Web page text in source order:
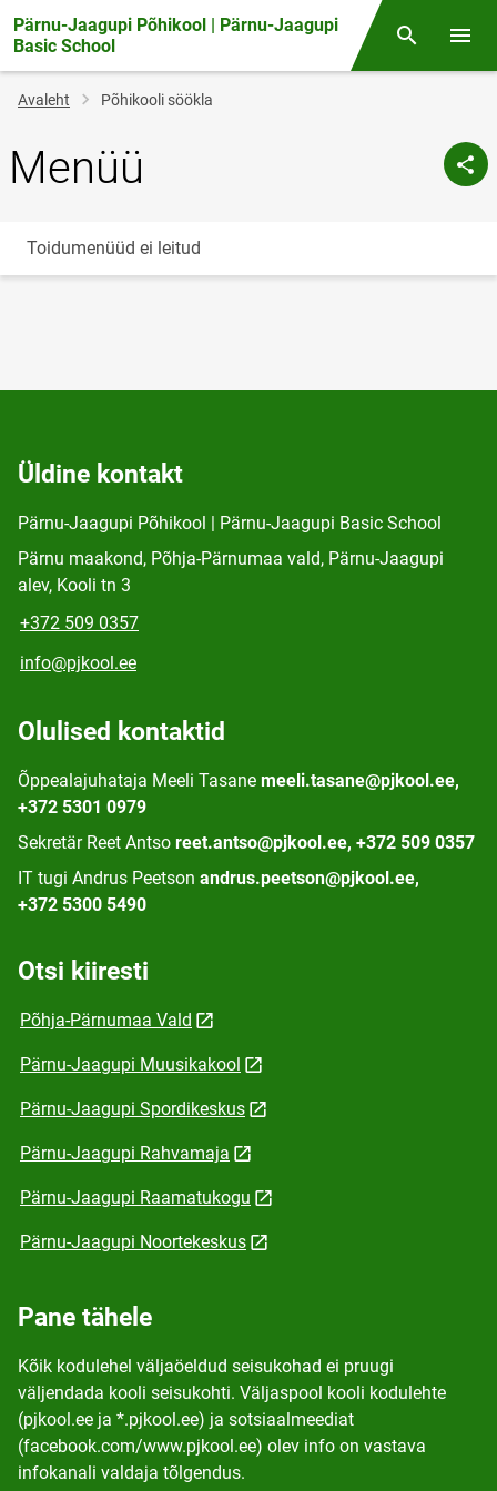
Pärnu-Jaagupi Põhikool | Pärnu-Jaagupi
Basic School
Otsing
Jälglink
Avaleht Põhikooli söökla
Menüü
Toidumenüüd ei leitud
Üldine kontakt
Pärnu-Jaagupi Põhikool | Pärnu-Jaagupi Basic School
Pärnu maakond, Põhja-Pärnumaa vald, Pärnu-Jaagupi
alev, Kooli tn 3
+372 509 0357
info@pjkool.ee
Olulised kontaktid
Õppealajuhataja Meeli Tasane meeli.tasane@pjkool.ee,
+372 5301 0979
Sekretär Reet Antso reet.antso@pjkool.ee, +372 509 0357
IT tugi Andrus Peetson andrus.peetson@pjkool.ee,
+372 5300 5490
Otsi kiiresti
Põhja-Pärnumaa Vald
Pärnu-Jaagupi Muusikakool
Pärnu-Jaagupi Spordikeskus
Pärnu-Jaagupi Rahvamaja
Pärnu-Jaagupi Raamatukogu
Pärnu-Jaagupi Noortekeskus
Pane tähele
Kõik kodulehel väljaöeldud seisukohad ei pruugi
väljendada kooli seisukohti. Väljaspool kooli kodulehte
(pjkool.ee ja *.pjkool.ee) ja sotsiaalmeediat
(facebook.com/www.pjkool.ee) olev info on vastava
infokanali valdaja tõlgendus.